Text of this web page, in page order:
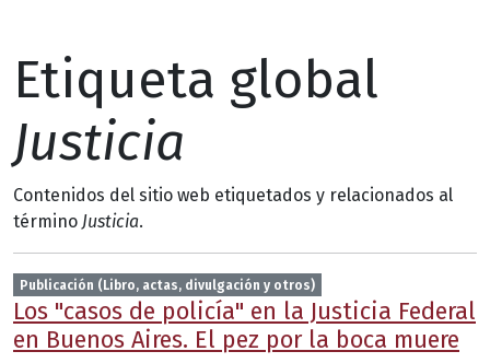
Etiqueta global
Justicia
Contenidos del sitio web etiquetados y relacionados al
término Justicia.
Publicación (Libro, actas, divulgación y otros)
Los "casos de policía" en la Justicia Federal
en Buenos Aires. El pez por la boca muere